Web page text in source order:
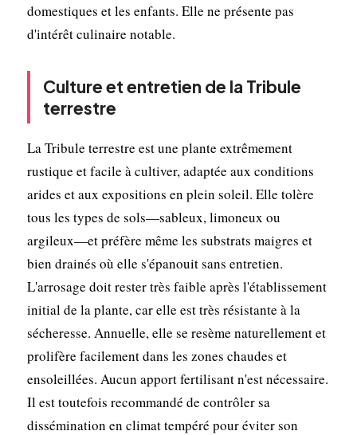
domestiques et les enfants. Elle ne présente pas
d'intérêt culinaire notable.
Culture et entretien de la Tribule
terrestre
La Tribule terrestre est une plante extrêmement
rustique et facile à cultiver, adaptée aux conditions
arides et aux expositions en plein soleil. Elle tolère
tous les types de sols—sableux, limoneux ou
argileux—et préfère même les substrats maigres et
bien drainés où elle s'épanouit sans entretien.
L'arrosage doit rester très faible après l'établissement
initial de la plante, car elle est très résistante à la
sécheresse. Annuelle, elle se resème naturellement et
prolifère facilement dans les zones chaudes et
ensoleillées. Aucun apport fertilisant n'est nécessaire.
Il est toutefois recommandé de contrôler sa
dissémination en climat tempéré pour éviter son